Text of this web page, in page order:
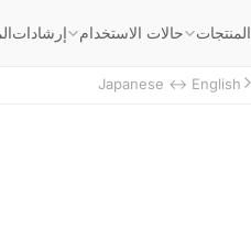
المنتجات حالات الاستخدام إرشادات
Japanese ↔ English